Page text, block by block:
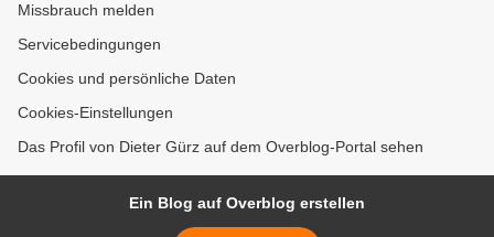
Missbrauch melden
Servicebedingungen
Cookies und persönliche Daten
Cookies-Einstellungen
Das Profil von Dieter Gürz auf dem Overblog-Portal sehen
Ein Blog auf Overblog erstellen